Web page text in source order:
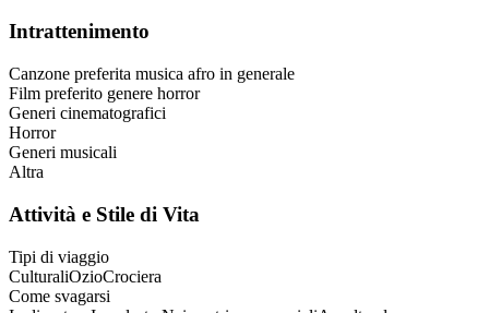
Intrattenimento
Canzone preferita musica afro in generale
Film preferito genere horror
Generi cinematografici
Horror
Generi musicali
Altra
Attività e Stile di Vita
Tipi di viaggio
CulturaliOzioCrociera
Come svagarsi